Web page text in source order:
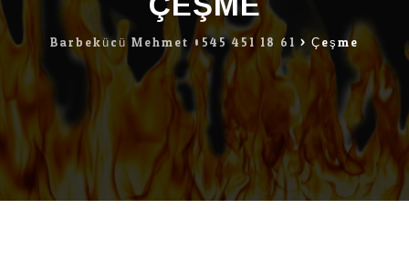
Barbekücü Mehmet 0545 451 18 61 > Çeşme